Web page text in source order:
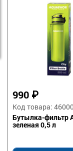
990 ₽
Код товара:
Бутылка-фильтр
зеленая 0,5 л